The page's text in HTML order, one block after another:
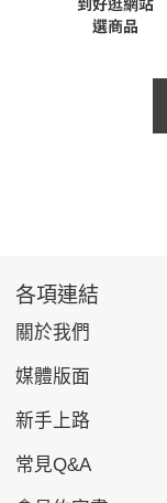
各項連結
關於我們
媒體版面
新手上路
常見Q&A